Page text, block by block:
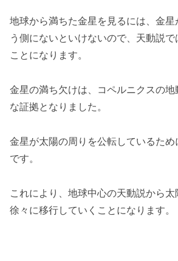
地球から満ちた金星を見るには、金星
う側にないといけないので、天動説で
ことになります。
金星の満ち欠けは、コペルニクスの
な証拠となりました。
金星が太陽の周りを公転しているた
です。
これにより、地球中心の天動説から
徐々に移行していくことになります。